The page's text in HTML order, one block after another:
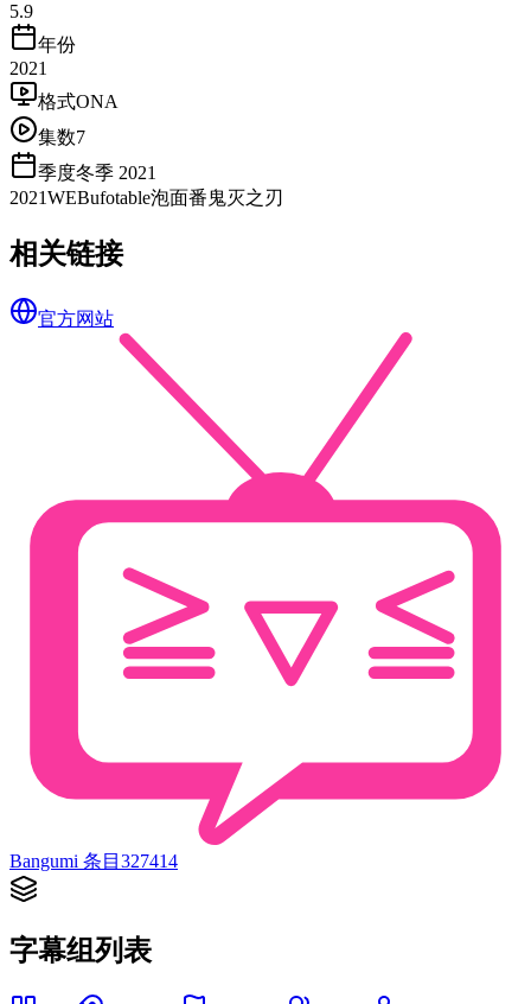
5.9
年份
2021
格式ONA
集数7
季度冬季 2021
2021WEBufotable泡面番鬼灭之刃
相关链接
官方网站
Bangumi 条目 327414
字幕组列表